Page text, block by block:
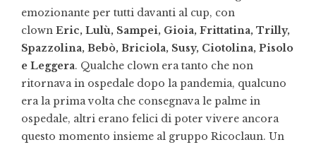
emozionante per tutti davanti al cup, con
clown Eric, Lulù, Sampei, Gioia, Frittatina, Trilly,
Spazzolina, Bebò, Briciola, Susy, Ciotolina, Pisolo
e Leggera. Qualche clown era tanto che non
ritornava in ospedale dopo la pandemia, qualcuno
era la prima volta che consegnava le palme in
ospedale, altri erano felici di poter vivere ancora
questo momento insieme al gruppo Ricoclaun. Un